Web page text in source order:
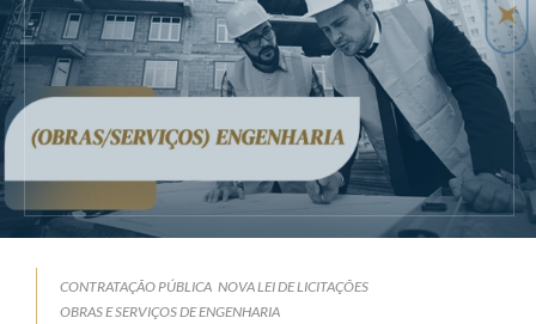
CONTRATAÇÃO PÚBLICA NOVA LEI DE LICITAÇÕES
OBRAS E SERVIÇOS DE ENGENHARIA